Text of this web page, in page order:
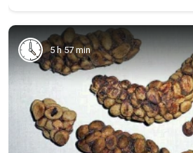
5 h 57 min